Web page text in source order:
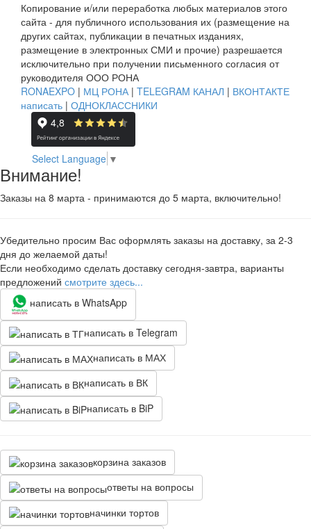
Копирование и/или переработка любых материалов этого
сайта - для публичного использования их (размещение на
других сайтах, публикации в печатных изданиях,
размещение в электронных СМИ и прочие) разрешается
исключительно при получении письменного согласия от
руководителя ООО РОНА
RONAEXPO | МЦ РОНА| TELEGRAM КАНАЛ | ВКОНТАКТЕ
написать | ОДНОКЛАССНИКИ
Select Language ▼
Внимание!
Заказы на 8 марта - принимаются до 5 марта, включительно!
Убедительно просим Вас оформлять заказы на доставку, за 2-3
дня до желаемой даты!
Если необходимо сделать доставку сегодня-завтра, варианты
предложений смотрите здесь...
написать в WhatsApp
написать в Telegram
написать в МАХ
написать в ВК
написать в BiP
корзина заказов
ответы на вопросы
начинки тортов